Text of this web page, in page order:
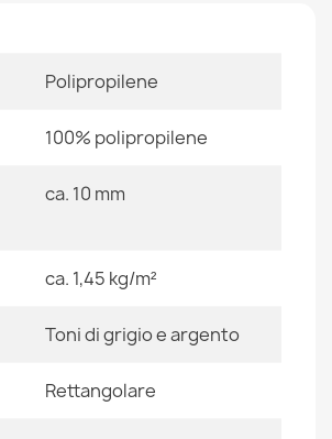
SISAL 0999 geometrica grigio
160x220 Cm
180x270 Cm
80x150 Cm
Toni Di Grigio E Argento
Geometrico
Polipropilene
100% polipropilene
ca. 10 mm
ca. 1,45 kg/m²
Toni di grigio e argento
Rettangolare